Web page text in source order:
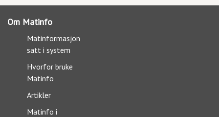
Om Matinfo
Matinformasjon
satt i system
Hvorfor bruke
Matinfo
Artikler
Matinfo i